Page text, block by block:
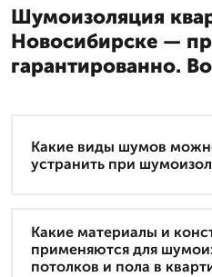
Шумоизоляция
Новосибирске —
гарантированно.
Какие виды шумов
устранить при
Какие материалы и
применяются для
потолков и пола в